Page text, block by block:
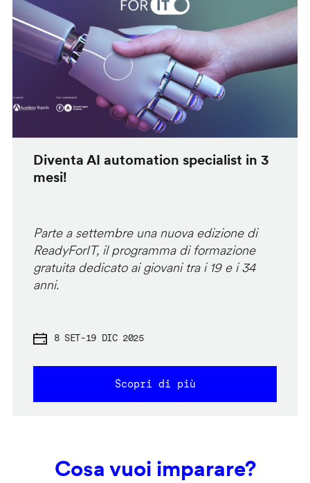
Diventa AI automation specialist in 3
mesi!
Parte a settembre una nuova edizione di
ReadyForIT, il programma di formazione
gratuita dedicato ai giovani tra i 19 e i 34
anni.
8 SET-19 DIC 2025
Scopri di più
Cosa vuoi imparare?